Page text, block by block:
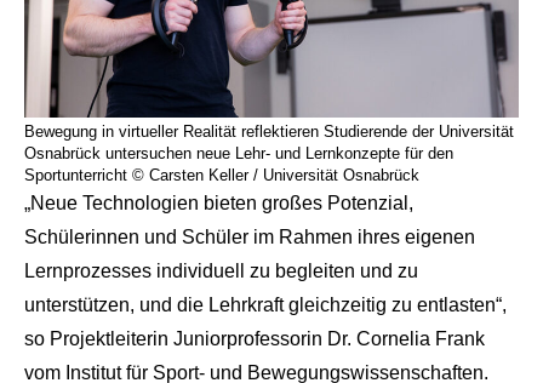
Bewegung in virtueller Realität reflektieren Studierende der Universität
Osnabrück untersuchen neue Lehr- und Lernkonzepte für den
Sportunterricht © Carsten Keller / Universität Osnabrück
„Neue Technologien bieten großes Potenzial,
Schülerinnen und Schüler im Rahmen ihres eigenen
Lernprozesses individuell zu begleiten und zu
unterstützen, und die Lehrkraft gleichzeitig zu entlasten“,
so Projektleiterin Juniorprofessorin Dr. Cornelia Frank
vom Institut für Sport- und Bewegungswissenschaften.